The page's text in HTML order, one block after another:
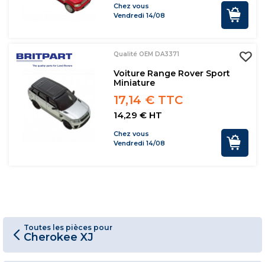
Chez vous
Vendredi 14/08
Qualité OEM DA3371
Voiture Range Rover Sport
Miniature
17,14 € TTC
14,29 € HT
Chez vous
Vendredi 14/08
Toutes les pièces pour
Cherokee XJ